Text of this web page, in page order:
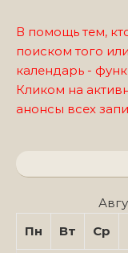
В помощь тем,
поиском того
календарь -
Кликом на
анонсы всех
Пн
Вт Ср